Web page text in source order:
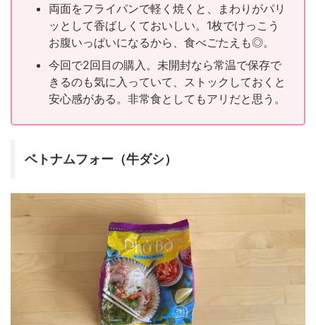
両面をフライパンで軽く焼くと、まわりがパリ
ッとして香ばしくておいしい。1枚でけっこう
お腹いっぱいになるから、食べごたえも◎。
今回で2回目の購入。未開封なら常温で保存で
きるのも気に入っていて、ストックしておくと
安心感がある。非常食としてもアリだと思う。
ベトナムフォー（牛ダシ）